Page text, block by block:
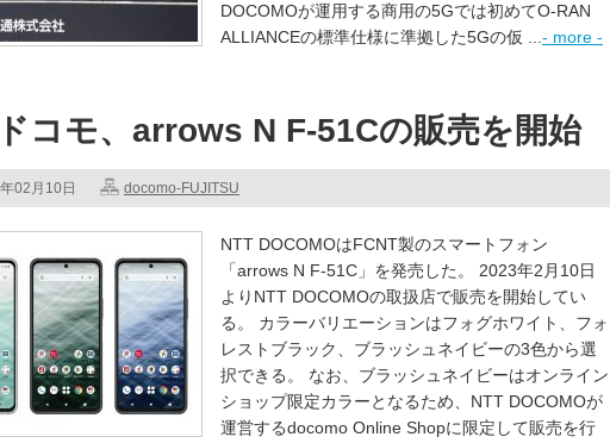
DOCOMOが運用する商用の5Gでは初めてO-RAN
ALLIANCEの標準仕様に準拠した5Gの仮 ... - more -
コモ、arrows N F-51Cの販売を開始
02月10日 docomo-FUJITSU
NTT DOCOMOはFCNT製のスマートフォン
「arrows N F-51C」を発売した。 2023年2月10日
よりNTT DOCOMOの取扱店で販売を開始してい
る。 カラーバリエーションはフォグホワイト、フォ
レストブラック、ブラッシュネイビーの3色から選
択できる。 なお、ブラッシュネイビーはオンライン
ショップ限定カラーとなるため、NTT DOCOMOが
運営するdocomo Online Shopに限定して販売を行